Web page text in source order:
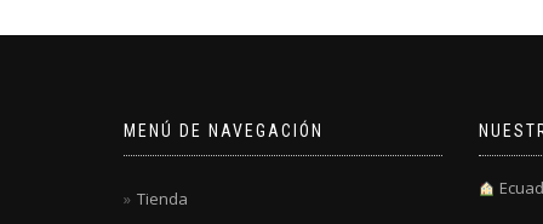
MENÚ DE NAVEGACIÓN
Tienda